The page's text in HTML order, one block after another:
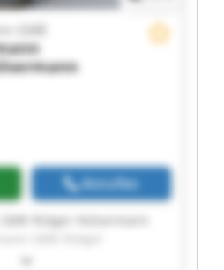
GME
Anrufen
Rütger Hülsermann
Hülsermann GME